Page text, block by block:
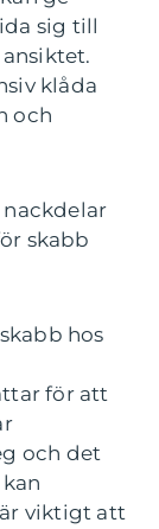
sig till
klåda
och
skabb
hos
för att
och det
viktigt att